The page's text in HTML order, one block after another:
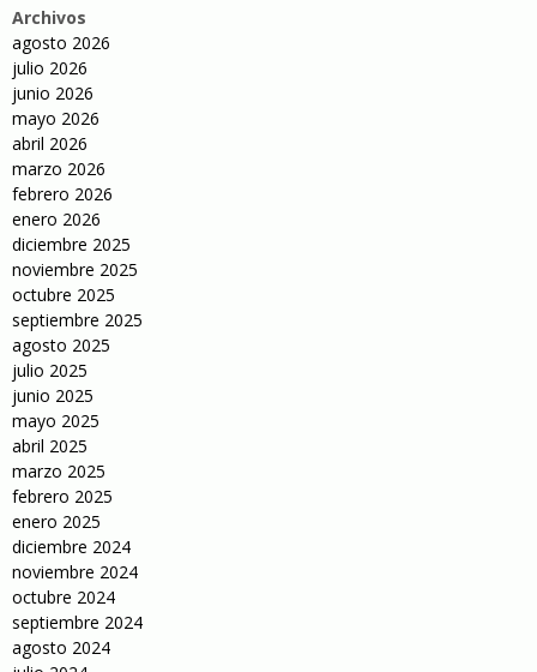
Archivos
agosto 2026
julio 2026
junio 2026
mayo 2026
abril 2026
marzo 2026
febrero 2026
enero 2026
diciembre 2025
noviembre 2025
octubre 2025
septiembre 2025
agosto 2025
julio 2025
junio 2025
mayo 2025
abril 2025
marzo 2025
febrero 2025
enero 2025
diciembre 2024
noviembre 2024
octubre 2024
septiembre 2024
agosto 2024